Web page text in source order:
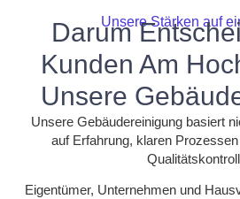
Unsere Stärken auf
Darum
Kunden Am
Unsere
Unsere Gebäudereinigung basiert
auf Erfahrung, klaren
Eigentümer, Unternehmen und